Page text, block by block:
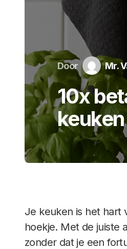
Door Mr.
10x
keuken
Je keuken is het hart
hoekje. Met de juiste
zonder dat je een